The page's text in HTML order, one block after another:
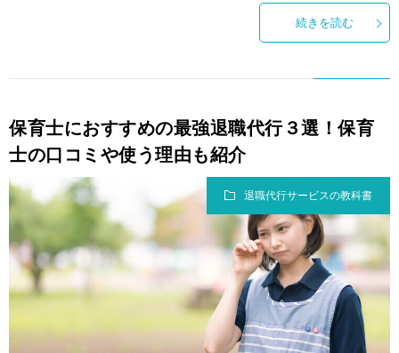
続きを読む
保育士におすすめの最強退職代行３選！保育
士の口コミや使う理由も紹介
退職代行サービスの教科書